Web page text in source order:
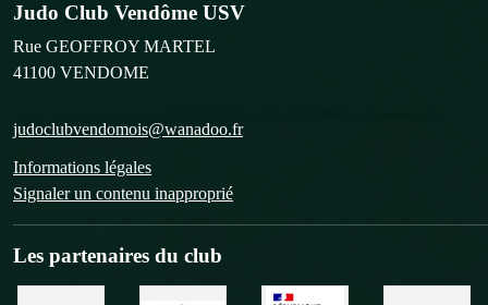
Judo Club Vendôme USV
Rue GEOFFROY MARTEL
41100 VENDOME
judoclubvendomois@wanadoo.fr
Informations légales
Signaler un contenu inapproprié
Les partenaires du club